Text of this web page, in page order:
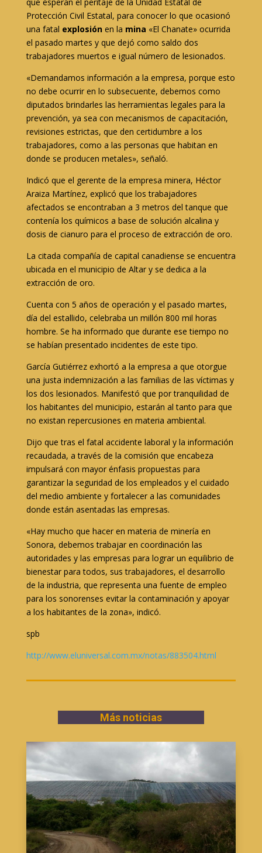
Protección Civil Estatal, para conocer lo que ocasionó
una fatal explosiónen la mina «El Chanate» ocurrida
el pasado martes y que dejó como saldo dos
trabajadores muertos e igual número de lesionados.
«Demandamos información a la empresa, porque esto
no debe ocurrir en lo subsecuente, debemos como
diputados brindarles las herramientas legales para la
prevención, ya sea con mecanismos de capacitación,
revisiones estrictas, que den certidumbre a los
trabajadores, como a las personas que habitan en
donde se producen metales», señaló.
Indicó que el gerente de la empresa minera, Héctor
Araiza Martínez, explicó que los trabajadores
afectados se encontraban a 3 metros del tanque que
contenía los químicos a base de solución alcalina y
dosis de cianuro para el proceso de extracción de oro.
La citada compañía de capital canadiense se encuentra
ubicada en el municipio de Altar y se dedica a la
extracción de oro.
Cuenta con 5 años de operación y el pasado martes,
día del estallido, celebraba un millón 800 mil horas
hombre. Se ha informado que durante ese tiempo no
se habían presentado incidentes de este tipo.
García Gutiérrez exhortó a la empresa a que otorgue
una justa indemnización a las familias de las víctimas y
los dos lesionados. Manifestó que por tranquilidad de
los habitantes del municipio, estarán al tanto para que
no existan repercusiones en materia ambiental.
Dijo que tras el fatal accidente laboral y la información
recaudada, a través de la comisión que encabeza
impulsará con mayor énfasis propuestas para
garantizar la seguridad de los empleados y el cuidado
del medio ambiente y fortalecer a las comunidades
donde están asentadas las empresas.
«Hay mucho que hacer en materia de minería en
Sonora, debemos trabajar en coordinación las
autoridades y las empresas para lograr un equilibrio de
bienestar para todos, sus trabajadores, el desarrollo
de la industria, que representa una fuente de empleo
para los sonorenses evitar la contaminación y apoyar
a los habitantes de la zona», indicó.
spb
http://www.eluniversal.com.mx/notas/883504.html
Más noticias